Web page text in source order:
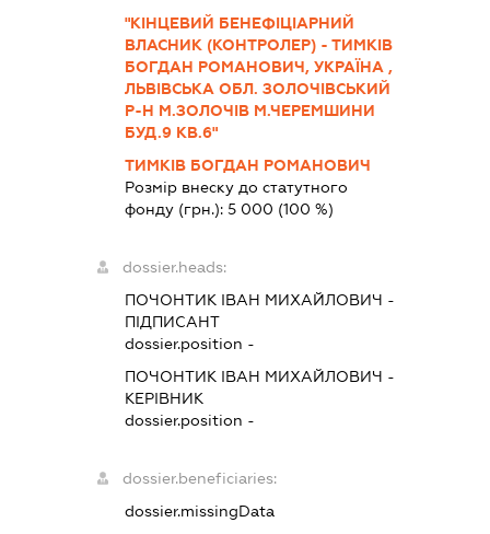
"КІНЦЕВИЙ БЕНЕФІЦІАРНИЙ
ВЛАСНИК (КОНТРОЛЕР) - ТИМКІВ
БОГДАН РОМАНОВИЧ, УКРАЇНА ,
ЛЬВІВСЬКА ОБЛ. ЗОЛОЧІВСЬКИЙ
Р-Н М.ЗОЛОЧІВ М.ЧЕРЕМШИНИ
БУД.9 КВ.6"
ТИМКІВ БОГДАН РОМАНОВИЧ
Розмір внеску до статутного
фонду (грн.): 5 000 (100 %)
dossier.heads:
ПОЧОНТИК ІВАН МИХАЙЛОВИЧ -
ПІДПИСАНТ
dossier.position -
ПОЧОНТИК ІВАН МИХАЙЛОВИЧ -
КЕРІВНИК
dossier.position -
dossier.beneficiaries:
dossier.missingData